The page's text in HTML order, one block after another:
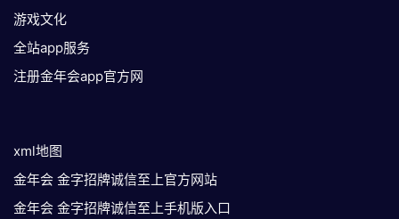
游戏文化
全站app服务
注册金年会app官方网
xml地图
金年会 金字招牌诚信至上官方网站
金年会 金字招牌诚信至上手机版入口